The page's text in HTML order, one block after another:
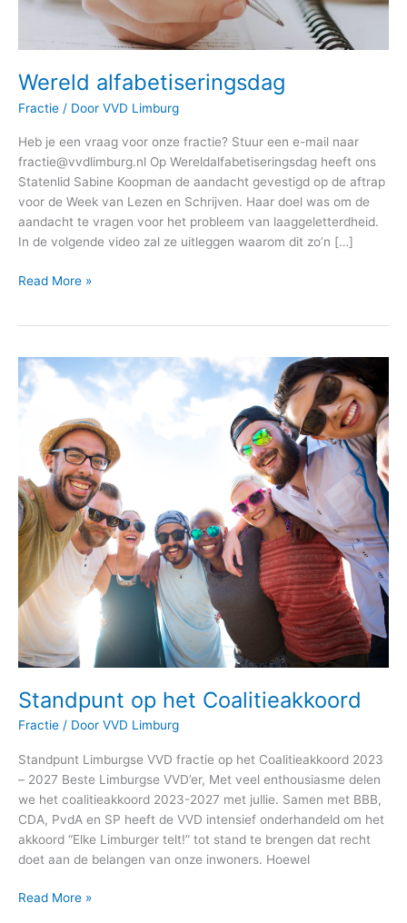
Wereld alfabetiseringsdag
Fractie / Door VVD Limburg
Heb je een vraag voor onze fractie? Stuur een e-mail naar
fractie@vvdlimburg.nl Op Wereldalfabetiseringsdag heeft ons
Statenlid Sabine Koopman de aandacht gevestigd op de aftrap
voor de Week van Lezen en Schrijven. Haar doel was om de
aandacht te vragen voor het probleem van laaggeletterdheid.
In de volgende video zal ze uitleggen waarom dit zo’n […]
Read More »
Standpunt op het Coalitieakkoord
Fractie / Door VVD Limburg
Standpunt Limburgse VVD fractie op het Coalitieakkoord 2023
– 2027 Beste Limburgse VVD’er, Met veel enthousiasme delen
we het coalitieakkoord 2023-2027 met jullie. Samen met BBB,
CDA, PvdA en SP heeft de VVD intensief onderhandeld om het
akkoord “Elke Limburger telt!” tot stand te brengen dat recht
doet aan de belangen van onze inwoners. Hoewel
Standpunt
op
het
Coalitieakkoord
Read More »